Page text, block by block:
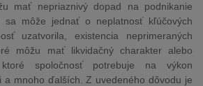
mať nepriaznivý dopad na podnikanie
sa môže jednať o neplatnosť kľúčových
uzatvorila, existencia neprimeraných
môžu mať likvidačný charakter alebo
spoločnosť potrebuje na výkon
a mnoho ďalších. Z uvedeného dôvodu je